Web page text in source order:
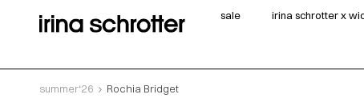
sale irina schrotter x
summer‘26 Rochia Bridget